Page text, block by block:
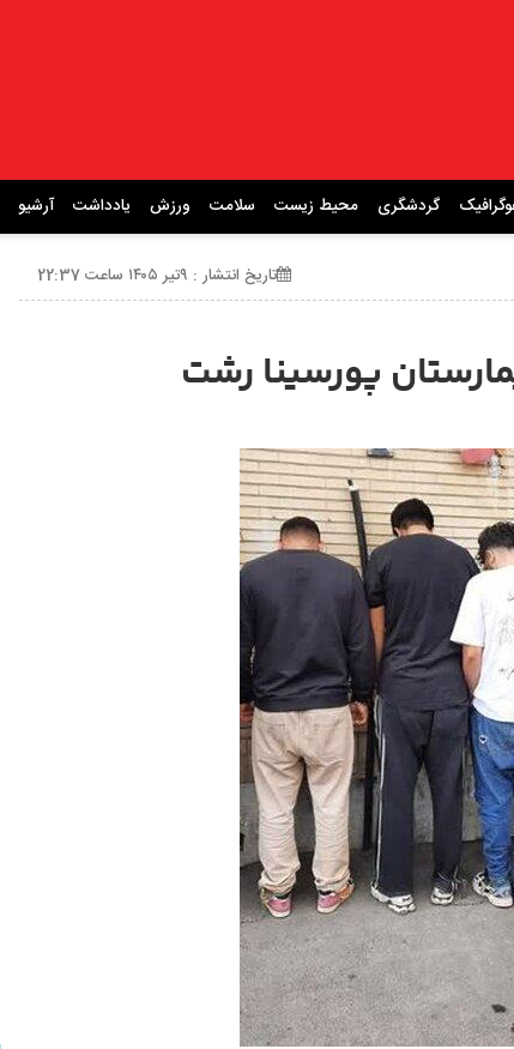
گردشگری محیط زیست سلامت ورزش یادداشت آرشیو
تاریخ انتشار : ۹تیر ۱۴۰۵ ساعت 22:37